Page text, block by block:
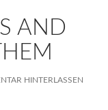
AND
HINTERLASSEN